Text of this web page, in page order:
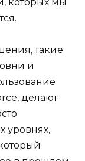
такие
и
делают
уровнях,